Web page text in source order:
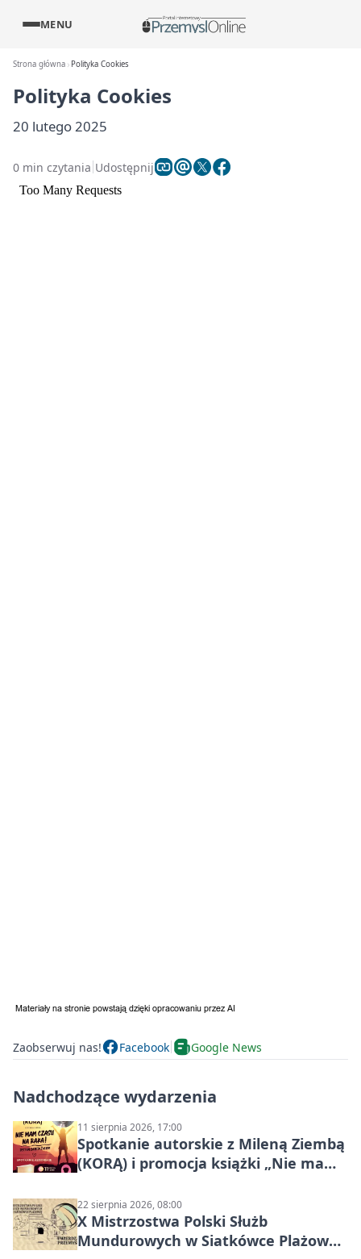
MENU
Strona główna Polityka Cookies
Polityka Cookies
20 lutego 2025
0 min czytania Udostępnij
Zaobserwuj nas! Facebook Google News
Nadchodzące wydarzenia
11 sierpnia 2026, 17:00
Spotkanie autorskie z Mileną Ziembą
(KORĄ) i promocja książki „Nie mam
22 sierpnia 2026, 08:00
X Mistrzostwa Polski Służb
Mundurowych w Siatkówce Plażowej